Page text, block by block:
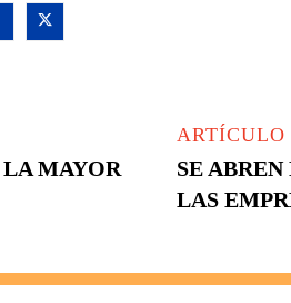
LA MAYOR
ARTÍCULO
SE
LAS